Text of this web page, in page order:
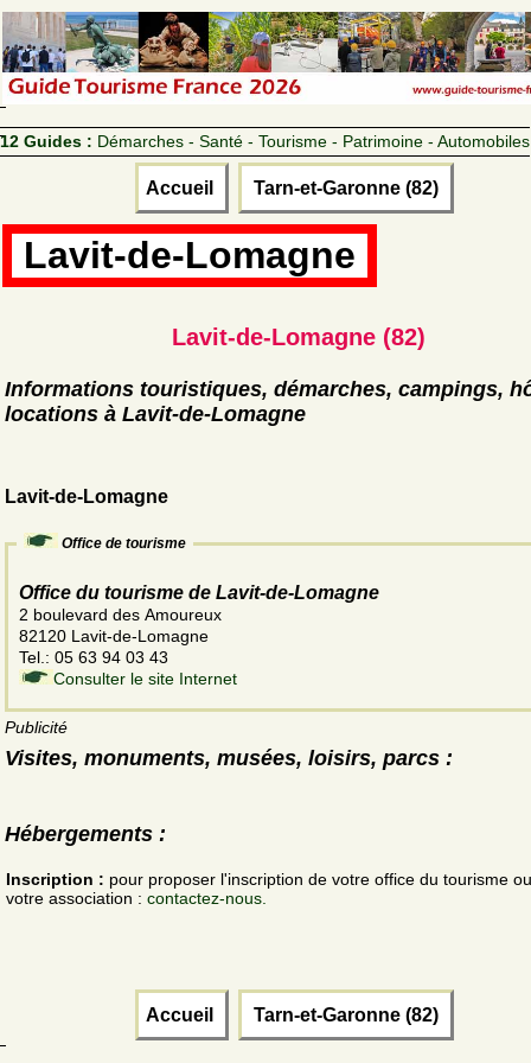
12 Guides : Démarches - Santé - Tourisme - Patrimoine - Automobiles
Accueil Tarn-et-Garonne (82)
Lavit-de-Lomagne
Lavit-de-Lomagne (82)
Informations touristiques, démarches, campings,
locations à Lavit-de-Lomagne
Lavit-de-Lomagne
Office de tourisme
Office du tourisme de Lavit-de-Lomagne
2 boulevard des Amoureux
82120 Lavit-de-Lomagne
Tel.: 05 63 94 03 43
Consulter le site Internet
Publicité
Visites, monuments, musées, loisirs, parcs :
Hébergements :
Inscription : pour proposer l'inscription de votre office du tourisme
votre association : contactez-nous.
Accueil Tarn-et-Garonne (82)